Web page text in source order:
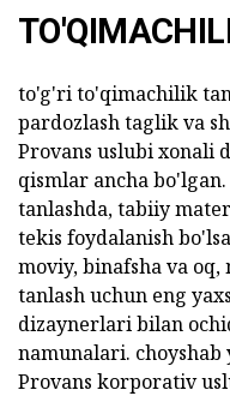
to'g'ri to'qimachilik
pardozlash taglik va
Provans uslubi xonali
qismlar ancha
tanlashda, tabiiy
tekis foydalanish
moviy, binafsha va
tanlash uchun eng
dizaynerlari bilan
namunalari.
Provans korporativ